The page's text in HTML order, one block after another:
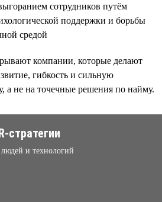
сотрудников путём
поддержки и борьбы
средой
компании, которые делают
гибкость и сильную
а не на точечные решения по найму.
стратегии
и технологий